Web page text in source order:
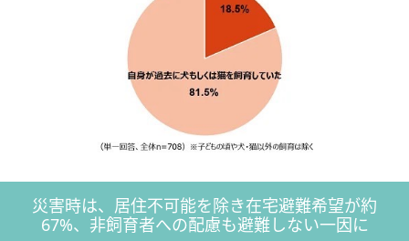
災害時は、居住不可能を除き在宅避難希望が約
67%、非飼育者への配慮も避難しない一因に